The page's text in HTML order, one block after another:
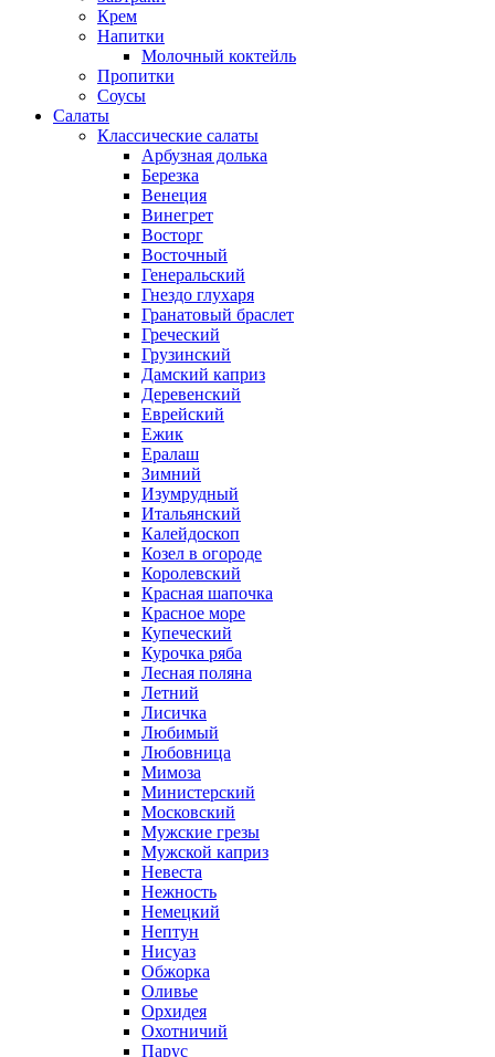
Крем
Напитки
Молочный коктейль
Пропитки
Соусы
Салаты
Классические салаты
Арбузная долька
Березка
Венеция
Винегрет
Восторг
Восточный
Генеральский
Гнездо глухаря
Гранатовый браслет
Греческий
Грузинский
Дамский каприз
Деревенский
Еврейский
Ежик
Ералаш
Зимний
Изумрудный
Итальянский
Калейдоскоп
Козел в огороде
Королевский
Красная шапочка
Красное море
Купеческий
Курочка ряба
Лесная поляна
Летний
Лисичка
Любимый
Любовница
Мимоза
Министерский
Московский
Мужские грезы
Мужской каприз
Невеста
Нежность
Немецкий
Нептун
Нисуаз
Обжорка
Оливье
Орхидея
Охотничий
Парус